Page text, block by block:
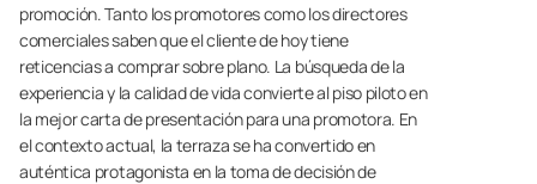
promoción. Tanto los promotores como los directores
comerciales saben que el cliente de hoy tiene
reticencias a comprar sobre plano. La búsqueda de la
experiencia y la calidad de vida convierte al piso piloto en
la mejor carta de presentación para una promotora. En
el contexto actual, la terraza se ha convertido en
auténtica protagonista en la toma de decisión de